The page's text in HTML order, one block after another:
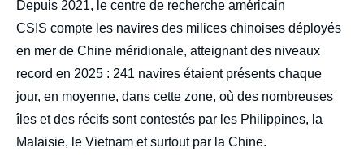
Depuis 2021, le centre de recherche américain
CSIS compte les navires des milices chinoises déployés
en mer de Chine méridionale, atteignant des niveaux
record en 2025 : 241 navires étaient présents chaque
jour, en moyenne, dans cette zone, où des nombreuses
îles et des récifs sont contestés par les Philippines, la
Malaisie, le Vietnam et surtout par la Chine.